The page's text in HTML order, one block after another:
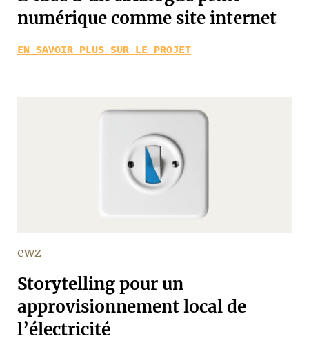
numérique comme site internet
EN SAVOIR PLUS SUR LE PROJET
ewz
Storytelling pour un
approvisionnement local de
l’électricité